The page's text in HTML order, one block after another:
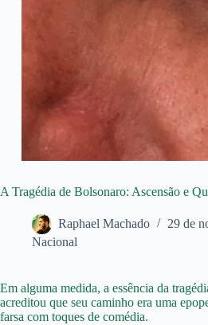
A Tragédia de Bolsonaro: Ascensão e
Raphael Machado
29 de
Nacional
Em alguma medida, a essência da
acreditou que seu caminho era uma
farsa com toques de comédia.